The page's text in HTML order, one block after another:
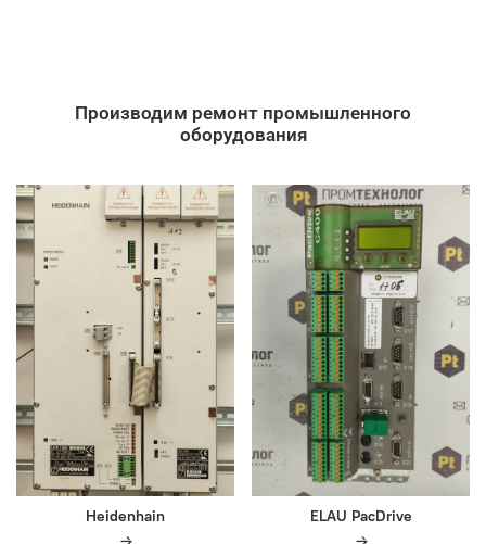
Производим ремонт промышленного
оборудования
Heidenhain ELAU PacDrive